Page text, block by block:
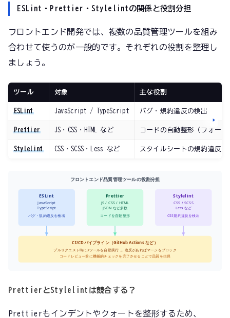
ESLint・Prettier・Stylelintの関係と役割分担
フロントエンド開発では、複数の品質管理ツールを組み
合わせて使うのが一般的です。それぞれの役割を整理し
ましょう。
ツール 対象 主な役割
ESLint JavaScript / TypeScript バグ・規約違反の検出
Prettier JS・CSS・HTML など コードの自動整形（フォーマ
Stylelint CSS・SCSS・Less など スタイルシートの規約違反
フロントエンド品質管理ツールの役割分担
ESLint
JavaScript
TypeScript
バグ・規約違反を検出
Prettier
JS / CSS / HTML
JSON など多数
コードを自動整形
Stylelint
CSS / SCSS
Less など
CSS規約違反を検出
CI/CDパイプライン（GitHub Actions など）
プルリクエスト時に3ツールを自動実行 → 違反があればマージをブロック
コードレビュー前に機械的チェックを完了させることで品質を担保
PrettierとStylelintは競合する？
Prettierもインデントやクォートを整形するため、